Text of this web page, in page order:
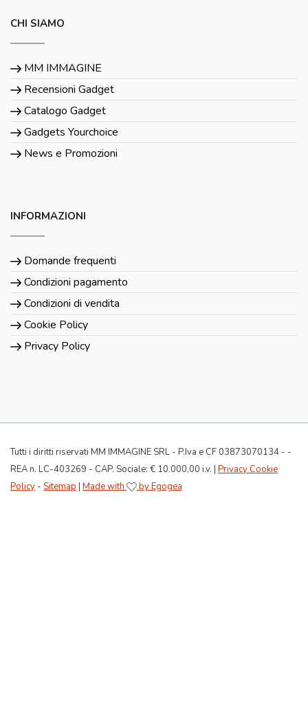
CHI SIAMO
MM IMMAGINE
Recensioni Gadget
Catalogo Gadget
Gadgets Yourchoice
News e Promozioni
INFORMAZIONI
Domande frequenti
Condizioni pagamento
Condizioni di vendita
Cookie Policy
Privacy Policy
Tutti i diritti riservati MM IMMAGINE SRL - P.Iva e CF 03873070134 - -
REA n. LC-403269 - CAP. Sociale: € 10.000,00 i.v. | Privacy Cookie
Policy - Sitemap | Made with by Egogea